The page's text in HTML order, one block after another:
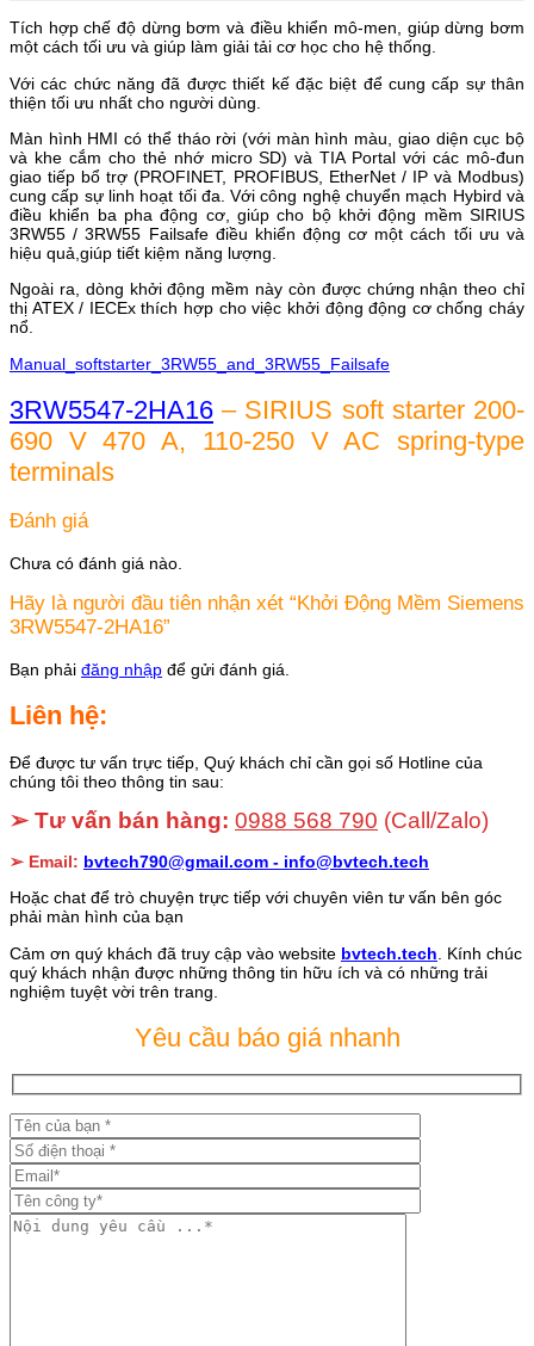
Tích hợp chế độ dừng bơm và điều khiển mô-men, giúp dừng bơm
một cách tối ưu và giúp làm giải tải cơ học cho hệ thống.
Với các chức năng đã được thiết kế đặc biệt để cung cấp sự thân
thiện tối ưu nhất cho người dùng.
Màn hình HMI có thể tháo rời (với màn hình màu, giao diện cục bộ
và khe cắm cho thẻ nhớ micro SD) và TIA Portal với các mô-đun
giao tiếp bổ trợ (PROFINET, PROFIBUS, EtherNet / IP và Modbus)
cung cấp sự linh hoạt tối đa. Với công nghệ chuyển mạch Hybird và
điều khiển ba pha động cơ, giúp cho bộ khởi động mềm SIRIUS
3RW55 / 3RW55 Failsafe điều khiển động cơ một cách tối ưu và
hiệu quả,giúp tiết kiệm năng lượng.
Ngoài ra, dòng khởi động mềm này còn được chứng nhận theo chỉ
thị ATEX / IECEx thích hợp cho việc khởi động động cơ chống cháy
nổ.
Manual_softstarter_3RW55_and_3RW55_Failsafe
3RW5547-2HA16 – SIRIUS soft starter 200-
690 V 470 A, 110-250 V AC spring-type
terminals
Đánh giá
Chưa có đánh giá nào.
Hãy là người đầu tiên nhận xét “Khởi Động Mềm Siemens
3RW5547-2HA16”
Bạn phải đăng nhập để gửi đánh giá.
Liên hệ:
Để được tư vấn trực tiếp, Quý khách chỉ cần gọi số Hotline của
chúng tôi theo thông tin sau:
➢ Tư vấn bán hàng: 0988 568 790 (Call/Zalo)
➢ Email: bvtech790@gmail.com - info@bvtech.tech
Hoặc chat để trò chuyện trực tiếp với chuyên viên tư vấn bên góc
phải màn hình của bạn
Cảm ơn quý khách đã truy cập vào website bvtech.tech . Kính chúc
quý khách nhận được những thông tin hữu ích và có những trải
nghiệm tuyệt vời trên trang.
Yêu cầu báo giá nhanh